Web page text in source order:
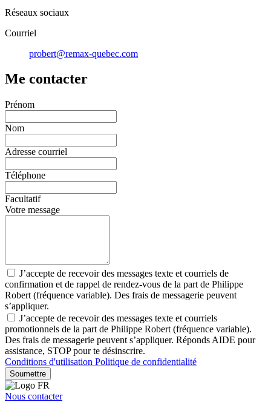
Réseaux sociaux
Courriel
probert@remax-quebec.com
Me contacter
Prénom
Nom
Adresse courriel
Téléphone
Facultatif
Votre message
J’accepte de recevoir des messages texte et courriels de
confirmation et de rappel de rendez-vous de la part de Philippe
Robert (fréquence variable). Des frais de messagerie peuvent
s’appliquer.
J’accepte de recevoir des messages texte et courriels
promotionnels de la part de Philippe Robert (fréquence variable).
Des frais de messagerie peuvent s’appliquer. Réponds AIDE pour
assistance, STOP pour te désinscrire.
Conditions d'utilisation Politique de confidentialité
Soumettre
Nous contacter